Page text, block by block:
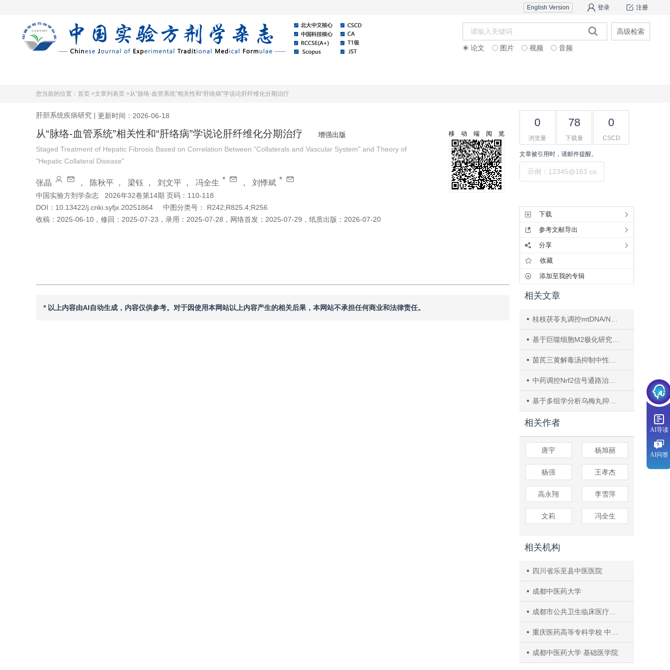
注册
登录
English Version
论文 图片 视频 音频
高级检索
您当前的位置： 首页 >文章列表页 >从“脉络-血管系统”相关性和“肝络病”学说论肝纤维化分期治疗
肝胆系统疾病研究 | 更新时间：2026-06-18
从“脉络-血管系统”相关性和“肝络病”学说论肝纤维化分期治疗
增强出版
Staged Treatment of Hepatic Fibrosis Based on Correlation Between "Collaterals and Vascular System" and Theory of
"Hepatic Collateral Disease"
张晶 ， 陈秋平 ， 梁钰 ， 刘文平 ， 冯全生 * ， 刘悸斌 *
中国实验方剂学杂志
2026年32卷第14期 页码：110-118
DOI： 10.13422/j.cnki.syfjx.20251864 中图分类号：
R242;R825.4;R256
收稿： 2025-06-10 ， 修回： 2025-07-23 ， 录用： 2025-07-28 ， 网络首发： 2025-07-29 ， 纸质出版： 2026-07-20
移动端阅览
* 以上内容由AI自动生成，内容仅供参考。对于因使用本网站以上内容产生的相关后果，本网站不承担任何商业和法律责任。
0
浏览量
78
下载量
0
CSCD
文章被引用时，请邮件提醒。
下载
参考文献导出
分享
收藏
添加至我的专辑
相关文章
桂枝茯苓丸调控mtDNA/NLRP3/Caspase-1/GSDMD信号通路抗肝纤维化的作用及机制
基于巨噬细胞M2极化研究芪甲柔肝方及其关键效应成分抗肝纤维化的分子机制
茵芪三黄解毒汤抑制中性粒细胞-胞外诱捕网的抗肝纤维化作用机制
中药调控Nrf2信号通路治疗肝纤维化研究进展
基于多组学分析乌梅丸抑制脂肪酸代谢重编程防治结直肠癌的作用机制
相关作者
唐宇 杨旭丽
杨强 王孝杰
高永翔 李雪萍
文莉 冯全生
相关机构
四川省乐至县中医医院
成都中医药大学
成都市公共卫生临床医疗中心
重庆医药高等专科学校 中医学院
成都中医药大学 基础医学院
AI导读
AI问答